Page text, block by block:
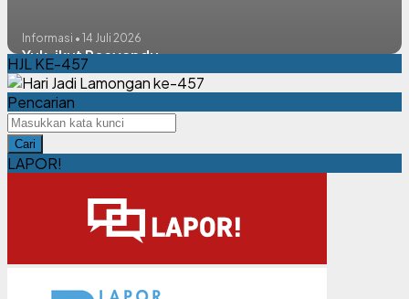
Informasi • 14 Juli 2026
Yuk, ikut Posyandu
HJL KE-457
Pencarian
Cari
LAPOR!